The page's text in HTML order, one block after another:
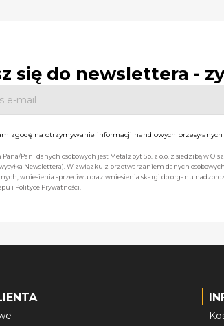
się do newslettera -
zgodę na otrzymywanie informacji handlowych
Pani danych osobowych jest Metalzbyt Sp. z o.o. z siedzibą w
Newslettera). W związku z przetwarzaniem danych
wniesienia sprzeciwu oraz wniesienia skargi do organu
i Polityce Prywatności.